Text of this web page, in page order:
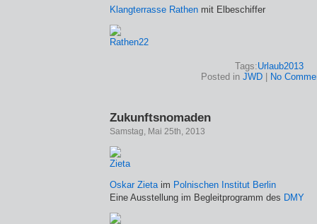
Klangterrasse Rathen mit Elbeschiffer
Tags:Urlaub2013
Posted in JWD No
Zukunftsnomaden
Samstag, Mai 25th, 2013
Oskar Zietaim Polnischen Institut Berlin
Eine Ausstellung im Begleitprogramm des DMY